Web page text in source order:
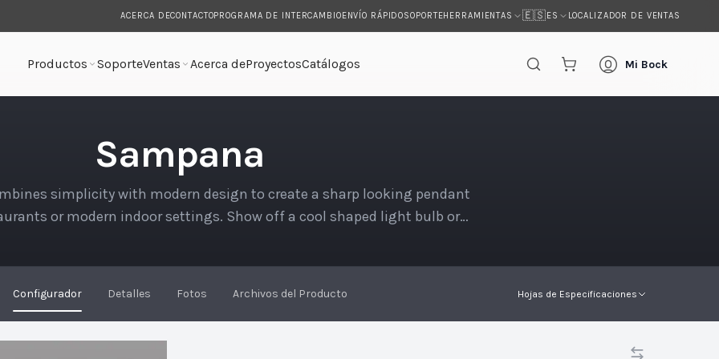
ACERCA DECONTACTOPROGRAMA DE INTERCAMBIOENVÍO RÁPIDOSOPORTEHERRAMIENTAS 🇪🇸ES LOCALIZADOR DE VENTAS
Productos SoporteVentas Acerca deProyectosCatálogos Mi Bock
Sampana
simplicity with modern design to create a sharp looking pendant
or modern indoor settings. Show off a cool shaped light bulb or
Configurador Detalles Fotos Archivos del Producto Hojas de Especificaciones